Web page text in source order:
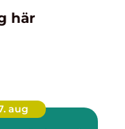
här
aug